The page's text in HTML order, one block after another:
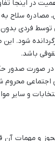
در اینجا
مصادره سلاح
توسط فردی
شود.
باشد.
در صورت صدور
محروم
و سایر
و مهمات